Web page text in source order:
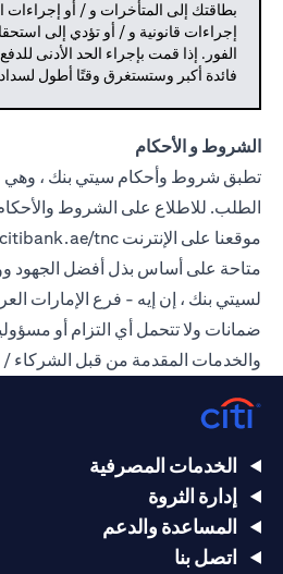
بطاقتك إلى المتأخرات و / أو
إجراءات قانونية و / أو تؤدي إلى
الفور. إذا قمت بإجراء الحد الأدنى
فائدة أكبر وستستغرق وقتًا أطول
الشروط و الأحكام
تطبق شروط وأحكام سيتي بنك ، وهي
الطلب. للاطلاع على الشروط والأحكام
موقعنا على الإنترنت tnc
متاحة على أساس بذل أفضل الجهود
لسيتي بنك ، إن إيه - فرع الإمارات
ضمانات ولا تتحمل أي التزام أو
والخدمات المقدمة من قبل الشركاء /
الخدمات المصرفية
إدارة الثروة
المساعدة والدعم
اتصل بنا